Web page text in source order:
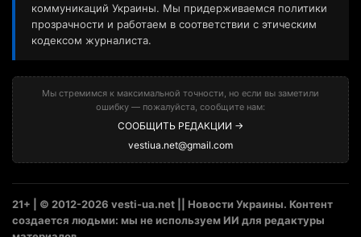
коммуникаций Украины. Мы придерживаемся политики
прозрачности и работаем в соответствии с этическим
кодексом журналиста.
Мы стремимся к максимальной точности, но если вы заметили
ошибку — пожалуйста, сообщите нам:
СООБЩИТЬ РЕДАКЦИИ →
vestiua.net@gmail.com
21+ | © 2012-2026 vesti-ua.net || Новости Украины. Контент
создается людьми: мы не используем ИИ для редактуры